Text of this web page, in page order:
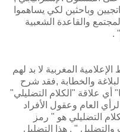
وباحثين لكي يساهموا
والقاعدة الشعبية
.
المغربية لا بد لهم
والخطابة ,فقد شرح
علاقة "الكلام التضليلي"
العام وعقول الأفراد
التضليلي هو " رمز
والتضليل " , هذا التضليل